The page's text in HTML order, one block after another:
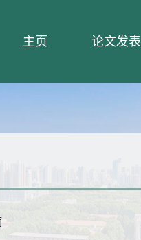
主页 论文发表